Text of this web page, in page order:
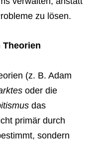
zu lösen.
Theorien
(z. B. Adam
oder die
das
primär durch
sondern